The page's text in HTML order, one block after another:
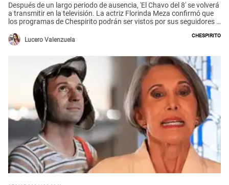
Después de un largo periodo de ausencia, 'El Chavo del 8' se volverá
a transmitir en la televisión. La actriz Florinda Meza confirmó que
los programas de Chespirito podrán ser vistos por sus seguidores a
acuerdo con Televisa.
Lucero Valenzuela
Chespirito